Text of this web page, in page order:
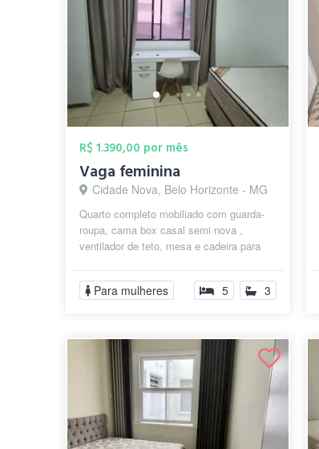
R$ 1.390,00 por mês
Vaga feminina
Cidade Nova, Belo Horizonte - MG
Quarto completo mobiliado com guarda-
roupa, cama box casal semi nova ,
ventilador de teto, mesa e cadeira para
Para mulheres 5 3